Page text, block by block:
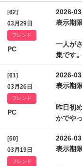
[62]
03月29日
フレンド
PC
2026-
表示期
一人が
集です。
[61]
03月26日
フレンド
PC
2026-
表示期
昨日初
かでや
[60]
03月19日
フレンド
2026-
表示期